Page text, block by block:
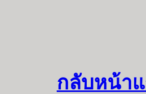
กลับหน้า